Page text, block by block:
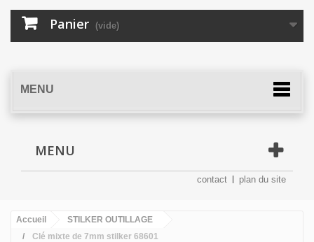
Panier (vide)
MENU
MENU
contact plan du site
Accueil
STILKER OUTILLAGE
Clé mixte de 7mm stilker 68601